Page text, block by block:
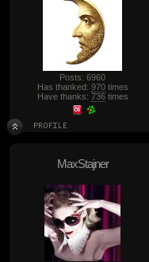
Posts: 6960
Has thanked: 970times
Have thanks: 736times
MaxStajner